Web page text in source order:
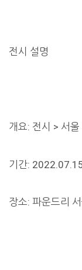
전시 설명
개요: 전시 > 서울
기간:
장소: 파운드리